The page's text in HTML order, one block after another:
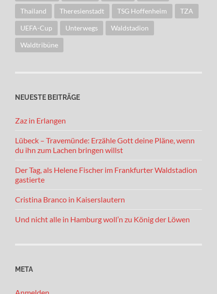
Thailand Theresienstadt TSG Hoffenheim TZA
UEFA-Cup Unterwegs Waldstadion
Waldtribüne
NEUESTE BEITRÄGE
Zaz in Erlangen
Lübeck – Travemünde: Erzähle Gott deine Pläne, wenn
du ihn zum Lachen bringen willst
Der Tag, als Helene Fischer im Frankfurter Waldstadion
gastierte
Cristina Branco in Kaiserslautern
Und nicht alle in Hamburg woll’n zu König der Löwen
META